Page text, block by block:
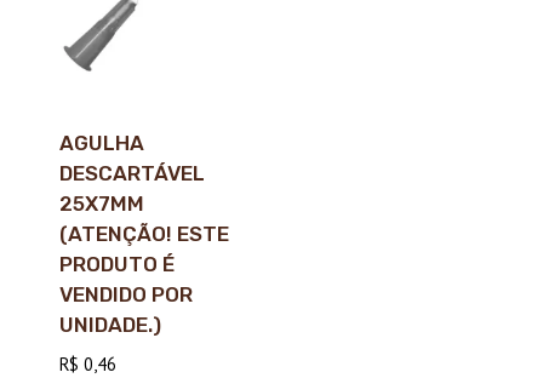
AGULHA
DESCARTÁVEL
25X7MM
(ATENÇÃO! ESTE
PRODUTO É
VENDIDO POR
UNIDADE.)
R$ 0,46